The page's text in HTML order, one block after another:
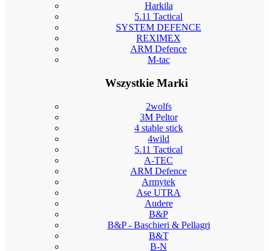
Harkila
5.11 Tactical
SYSTEM DEFENCE
REXIMEX
ARM Defence
M-tac
Wszystkie Marki
2wolfs
3M Peltor
4 stable stick
4wild
5.11 Tactical
A-TEC
ARM Defence
Armytek
Ase UTRA
Audere
B&P
B&P - Baschieri & Pellagri
B&T
B-N